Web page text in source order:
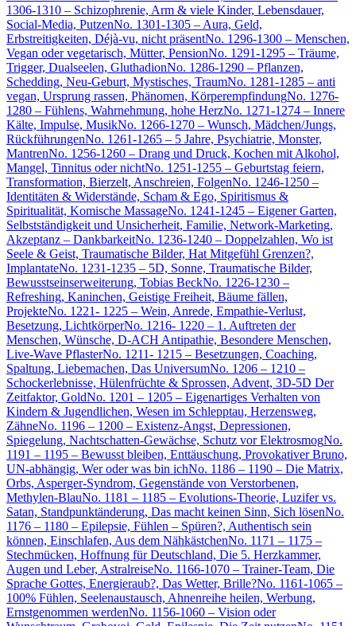
1306-1310 – Schizophrenie, Arm & viele Kinder, Lebensdauer,
Social-Media, PutzenNo. 1301-1305 – Aura, Geld,
Erbstreitigkeiten, Déjà-vu, nicht präsentNo. 1296-1300 – Menschen,
Vegan oder vegetarisch, Mütter, PensionNo. 1291-1295 – Träume,
Trigger, Dualseelen, GluthadionNo. 1286-1290 – Pflanzen,
Schedding, Neu-Geburt, Mystisches, TraumNo. 1281-1285 – anti
vegan, Ursprung rassen, Phänomen, KörperempfindungNo. 1276-
1280 – Fühlens, Wahrnehmung, hohe HerzNo. 1271-1274 – Innere
Kälte, Impulse, MusikNo. 1266-1270 – Wunsch, Mädchen/Jungs,
RückführungenNo. 1261-1265 – 5 Jahre, Psychiatrie, Monster,
MantrenNo. 1256-1260 – Drang und Druck, Kochen mit Alkohol,
Mangel, Tinnitus oder nichtNo. 1251-1255 – Geburtstag feiern,
Transformation, Bierzelt, Anschreien, FolgenNo. 1246-1250 –
Identitäten & Widerstände, Scham & Ego, Spiritismus &
Spiritualität, Komische MassageNo. 1241-1245 – Eigener Garten,
Selbstständigkeit und Unsicherheit, Familie, Network-Marketing,
Akzeptanz – DankbarkeitNo. 1236-1240 – Doppelzahlen, Wo ist
Seele & Geist, Traumatische Bilder, Hat Mitgefühl Grenzen?,
ImplantateNo. 1231-1235 – 5D, Sonne, Traumatische Bilder,
Bewusstseinserweiterung, Tobias BeckNo. 1226-1230 –
Refreshing, Kaninchen, Geistige Freiheit, Bäume fällen,
ProjekteNo. 1221- 1225 – Wein, Anrede, Empathie-Verlust,
Besetzung, LichtkörperNo. 1216- 1220 – 1. Auftreten der
Menschen, Wünsche, D-ACH Antipathie, Besondere Menschen,
Live-Wave PflasterNo. 1211- 1215 – Besetzungen, Coaching,
Spaltung, Liebemachen, Das UniversumNo. 1206 – 1210 –
Schockerlebnisse, Hülenfrüchte & Sprossen, Advent, 3D-5D Der
Zeitfaktor, GoldNo. 1201 – 1205 – Eigenartiges Verhalten von
Kindern & Jugendlichen, Wesen im Schlepptau, Herzensweg,
ZähneNo. 1196 – 1200 – Existenz-Angst, Depressionen,
Spiegelung, Nachtschatten-Gewächse, Schutz vor ElektrosmogNo.
1191 – 1195 – Bewusst bleiben, Enttäuschung, Provokativer Bruno,
UN-abhängig, Wer oder was bin ichNo. 1186 – 1190 – Die Matrix,
Orbs, Asperger-Syndrom, Gegenstände von Verstorbenen,
Methylen-BlauNo. 1181 – 1185 – Evolutions-Theorie, Luzifer vs.
Satan, Standpunktänderung, Das macht keinen Sinn, Sich lösenNo.
1176 – 1180 – Epilepsie, Fühlen – Spüren?, Authentisch sein
können, Einschlafen, Aus dem NähkästchenNo. 1171 – 1175 –
Stechmücken, Hoffnung für Deutschland, Die 5. Herzkammer,
Augen und Leber, AstralreiseNo. 1166-1070 – Trainer-Team, Die
Sprache Gottes, Energieraub?, Das Wetter, Brille?No. 1161-1065 –
100% Fühlen, Seelenaustausch, Ahnenreihe heilen, Werbung,
Ernstgenommen werdenNo. 1156-1060 – Vision oder